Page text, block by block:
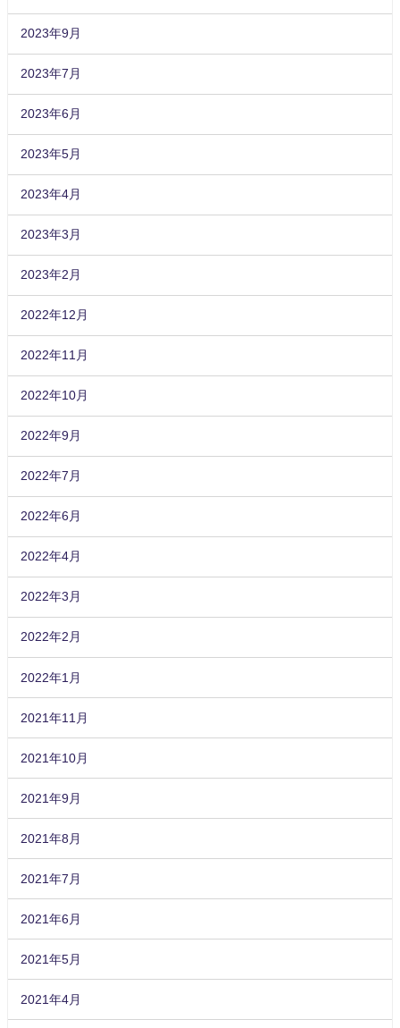
2023年9月
2023年7月
2023年6月
2023年5月
2023年4月
2023年3月
2023年2月
2022年12月
2022年11月
2022年10月
2022年9月
2022年7月
2022年6月
2022年4月
2022年3月
2022年2月
2022年1月
2021年11月
2021年10月
2021年9月
2021年8月
2021年7月
2021年6月
2021年5月
2021年4月